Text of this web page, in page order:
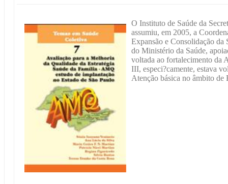
O Instituto de Saúde da
assumiu, em 2005, a
Expansão e Consolidação
do Ministério da Saúde,
voltada ao fortalecimento da
III, especi?camente, estava
Atenção básica no âmbito de